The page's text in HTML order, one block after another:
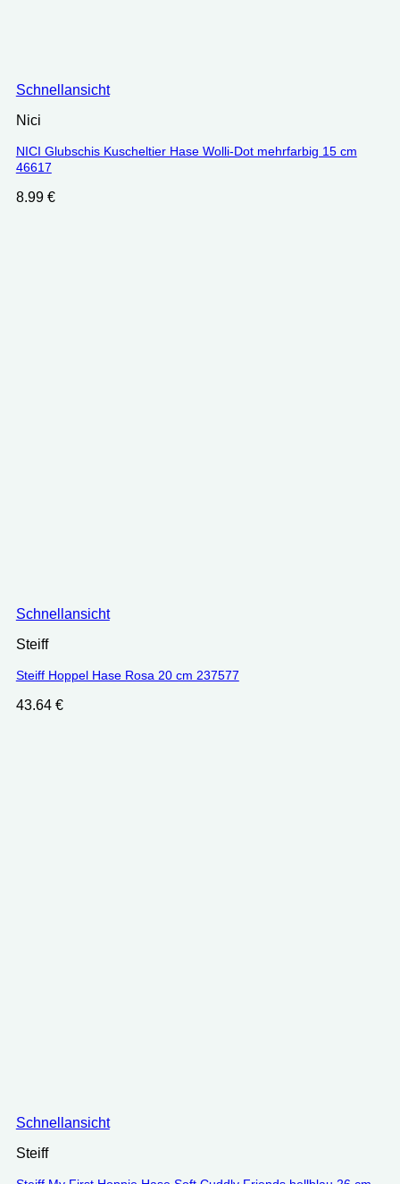
Schnellansicht
Nici
NICI Glubschis Kuscheltier Hase Wolli-Dot mehrfarbig 15 cm
46617
8.99 €
Schnellansicht
Steiff
Steiff Hoppel Hase Rosa 20 cm 237577
43.64 €
Schnellansicht
Steiff